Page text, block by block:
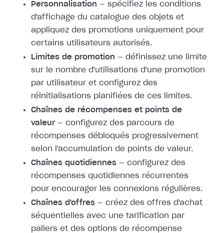
Personnalisation — spécifiez les conditions
d'affichage du catalogue des objets et
appliquez des promotions uniquement pour
certains utilisateurs autorisés.
Limites de promotion — définissez une limite
sur le nombre d'utilisations d'une promotion
par utilisateur et configurez des
réinitialisations planifiées de ces limites.
Chaînes de récompenses et points de
valeur— configurez des parcours de
récompenses débloqués progressivement
selon l'accumulation de points de valeur.
Chaînes quotidiennes — configurez des
récompenses quotidiennes récurrentes
pour encourager les connexions régulières.
Chaînes d'offres — créez des offres d'achat
séquentielles avec une tarification par
paliers et des options de récompense